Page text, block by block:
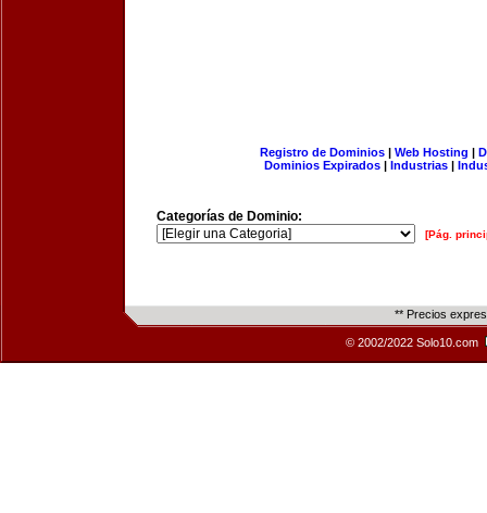
Registro de Dominios| Web Hosting |
Dominios Expirados | Industrias |
Categorías de Dominio:
[Pág.
** Precios
© 2002/2022 Solo10.com